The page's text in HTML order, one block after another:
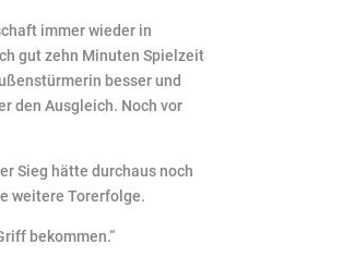
immer wieder in
gut zehn Minuten Spielzeit
besser und
den Ausgleich. Noch vor
Sieg hätte durchaus noch
weitere Torerfolge.
bekommen.“